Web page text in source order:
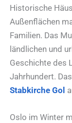
Historische
Außenflächen
Familien. Das
ländlichen und
Geschichte des
Jahrhundert.
Stabkirche Gol
Oslo im Winter